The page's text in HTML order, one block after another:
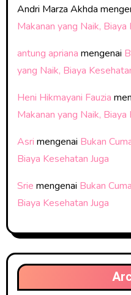
Andri Marza Akhda
Makanan yang Naik, Biaya
antung apriana mengenai
yang Naik, Biaya
Heni Hikmayani Fauzia
Makanan yang Naik, Biaya
Asri mengenai Bukan
Biaya Kesehatan Juga
Srie mengenai Bukan
Biaya Kesehatan Juga